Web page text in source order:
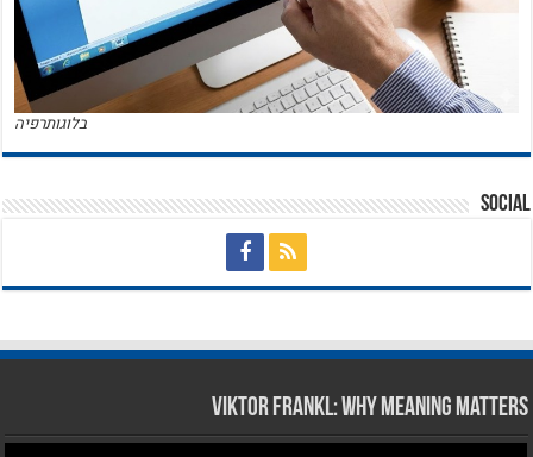
בלוגותרפיה
Social
Viktor Frankl: Why Meaning Matters